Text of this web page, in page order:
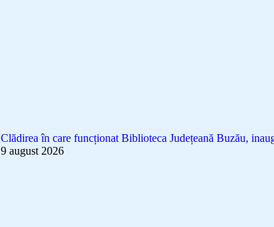
Clădirea în care funcționat Biblioteca Județeană Buzău,
9 august 2026